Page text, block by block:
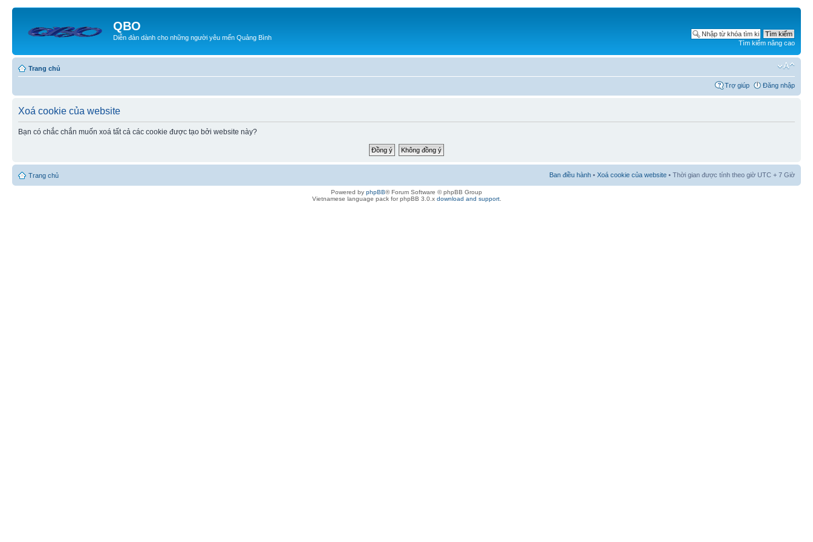
QBO
Diễn đàn dành cho những người yêu mến Quảng Bình
Tìm kiếm nâng cao
Trang chủ
Trợ giúp Đăng nhập
Xoá cookie của website
Bạn có chắc chắn muốn xoá tất cả các cookie được tạo bởi website này?
Trang chủ Ban điều hành • Xoá cookie của website • Thời gian được tính theo giờ UTC + 7 Giờ
Powered by phpBB® Forum Software © phpBB Group
Vietnamese language pack for phpBB 3.0.x download and support.